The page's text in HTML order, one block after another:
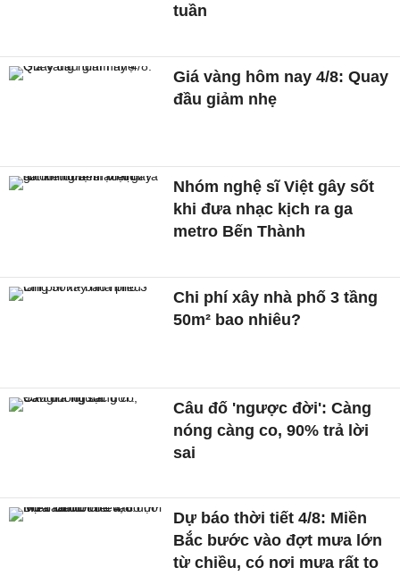
tuần
Giá vàng hôm nay 4/8: Quay
đầu giảm nhẹ
Nhóm nghệ sĩ Việt gây sốt
khi đưa nhạc kịch ra ga
metro Bến Thành
Chi phí xây nhà phố 3 tầng
50m² bao nhiêu?
Câu đố 'ngược đời': Càng
nóng càng co, 90% trả lời
sai
Dự báo thời tiết 4/8: Miền
Bắc bước vào đợt mưa lớn
từ chiều, có nơi mưa rất to